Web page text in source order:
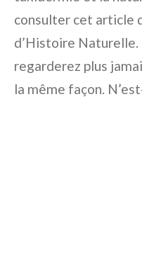
consulter cet article
d’Histoire
regarderez plus
la même façon.